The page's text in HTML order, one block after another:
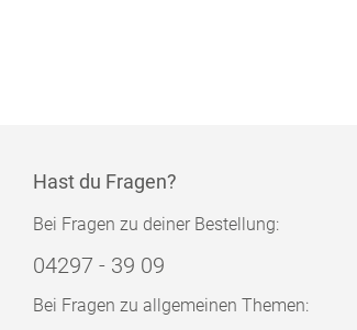
Hast du Fragen?
Bei Fragen zu deiner Bestellung:
04297 - 39 09
Bei Fragen zu allgemeinen Themen: